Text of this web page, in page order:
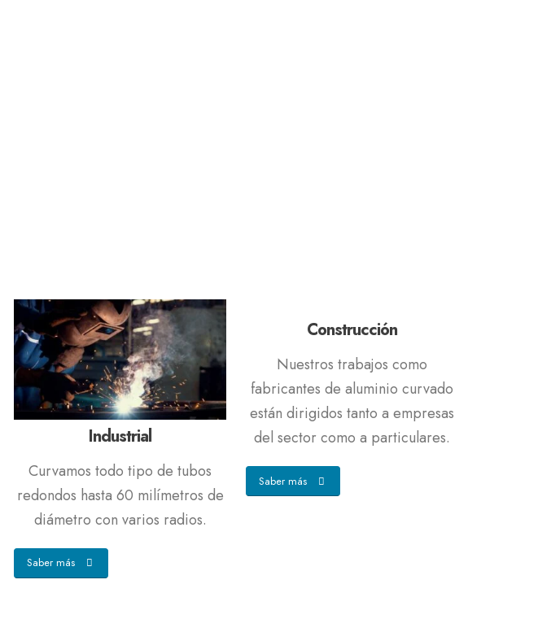
Industrial
Curvamos todo tipo de tubos
redondos hasta 60 milímetros de
diámetro con varios radios.
Saber más
Construcción
Nuestros trabajos como
fabricantes de aluminio curvado
están dirigidos tanto a empresas
del sector como a particulares.
Saber más